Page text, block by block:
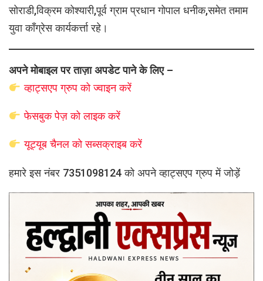
सोराडी,विक्रम कोश्यारी,पूर्व ग्राम प्रधान गोपाल धनीक,समेत तमाम
युवा काँग्रेस कार्यकर्त्ता रहे।
अपने मोबाइल पर ताज़ा अपडेट पाने के लिए –
व्हाट्सएपग्रुप कोज्वाइन करें
फेसबुक पेज़ को लाइक करें
यूट्यूब चैनल को सब्सक्राइब करें
हमारे इस नंबर 7351098124 को अपने व्हाट्सएप ग्रुप में जोड़ें